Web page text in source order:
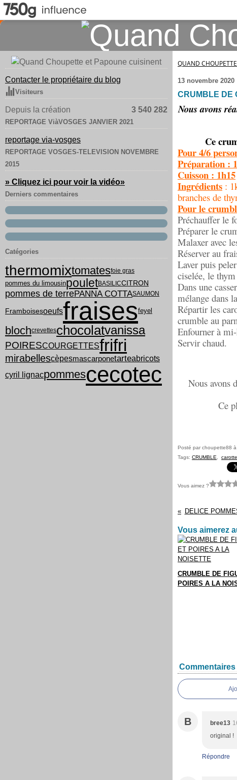
Contacter le propriétaire du blog
Visiteurs
Depuis la création 3 540 282
REPORTAGE ViàVOSGES JANVIER 2021
reportage via-vosges
REPORTAGE VOSGES-TELEVISION NOVEMBRE
2015
» Cliquez ici pour voir la vidéo»
Derniers commentaires
Catégories
thermomixtomatesfoie gras
pommes du limousinpouletBASILICCITRON
pommes de terrePANNA COTTASAUMON
Framboisesoeufsfraisesfeyel
blochcrevetteschocolatvanissa
POIRESCOURGETTESfrifri
mirabellescèpesmascarponetarteabricots
cyril lignacpommescecotec
QUAND
13 novembre 2020
CRUMBLE DE
Nous avons
Ce
Pour 4/6
Préparation :
Cuisson : 1h15
Ingrédients :
branches de
Pour le
Préchauffer le
Préparer le
Malaxer avec
Réserver au
Laver puis
ciselée, le
Dans une
mélange dans
Répartir les
crumble au
Enfourner à
Servir chaud.
Nous avons
Ce
Posté par choupette88
Tags: CRUMBLE
Vous aimez ?
DELICE
Vous aimerez
CRUMBLE DE
POIRES A LA
Commentaires
B bree13
original !
Répondre